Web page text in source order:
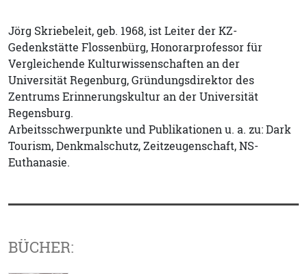
Jörg Skriebeleit, geb. 1968, ist Leiter der KZ-
Gedenkstätte Flossenbürg, Honorarprofessor für
Vergleichende Kulturwissenschaften an der
Universität Regenburg, Gründungsdirektor des
Zentrums Erinnerungskultur an der Universität
Regensburg.
Arbeitsschwerpunkte und Publikationen u. a. zu: Dark
Tourism, Denkmalschutz, Zeitzeugenschaft, NS-
Euthanasie.
BÜCHER: